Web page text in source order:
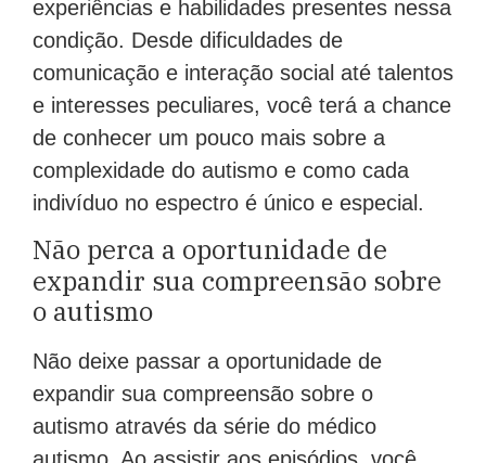
experiências e habilidades presentes nessa
condição. Desde dificuldades de
comunicação e interação social até talentos
e interesses peculiares, você terá a chance
de conhecer um pouco mais sobre a
complexidade do autismo e como cada
indivíduo no espectro é único e especial.
Não perca a oportunidade de
expandir sua compreensão sobre
o autismo
Não deixe passar a oportunidade de
expandir sua compreensão sobre o
autismo através da série do médico